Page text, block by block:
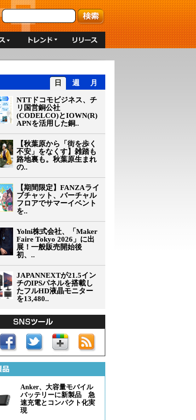
日 週 月
NTTドコモビジネス、チ
リ国営銅公社
(CODELCO)とIOWN(R)
APNを活用した銅..
【秋葉原から「街を歩く
不安」をなくす】雑踏も
路地裏も。秋葉原生まれ
の..
【期間限定】FANZAライ
ブチャット、バーチャル
フロアでサマーイベント
を..
Yolni株式会社、「Maker
Faire Tokyo 2026」に出
展！一般販売開始後
初、..
JAPANNEXTが21.5イン
チのIPSパネルを搭載し
たフルHD液晶モニター
を13,480..
Anker、大容量モバイル
バッテリーに新製品 急
速充電とコンパクト化実
現